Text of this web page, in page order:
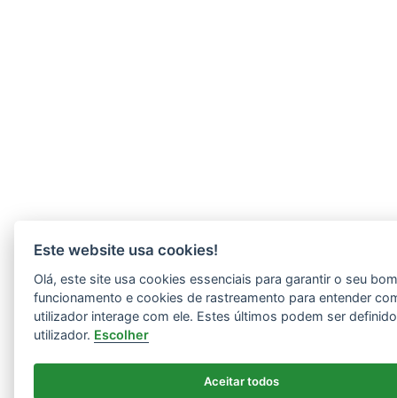
Este website usa cookies!
Olá, este site usa cookies essenciais para garantir o seu
funcionamento e cookies de rastreamento para entender
utilizador interage com ele. Estes últimos podem ser
utilizador. Escolher
Aceitar todos